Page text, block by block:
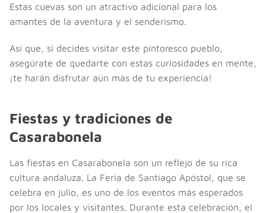
Estas cuevas son un atractivo adicional para los
amantes de la aventura y el senderismo.
Así que, si decides visitar este pintoresco pueblo,
asegúrate de quedarte con estas curiosidades en mente,
¡te harán disfrutar aún más de tu experiencia!
Fiestas y tradiciones de
Casarabonela
Las fiestas en Casarabonela son un reflejo de su rica
cultura andaluza. La Feria de Santiago Apóstol, que se
celebra en julio, es uno de los eventos más esperados
por los locales y visitantes. Durante esta celebración, el